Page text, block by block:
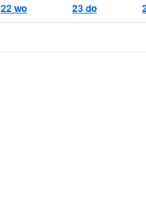
22wo 23do